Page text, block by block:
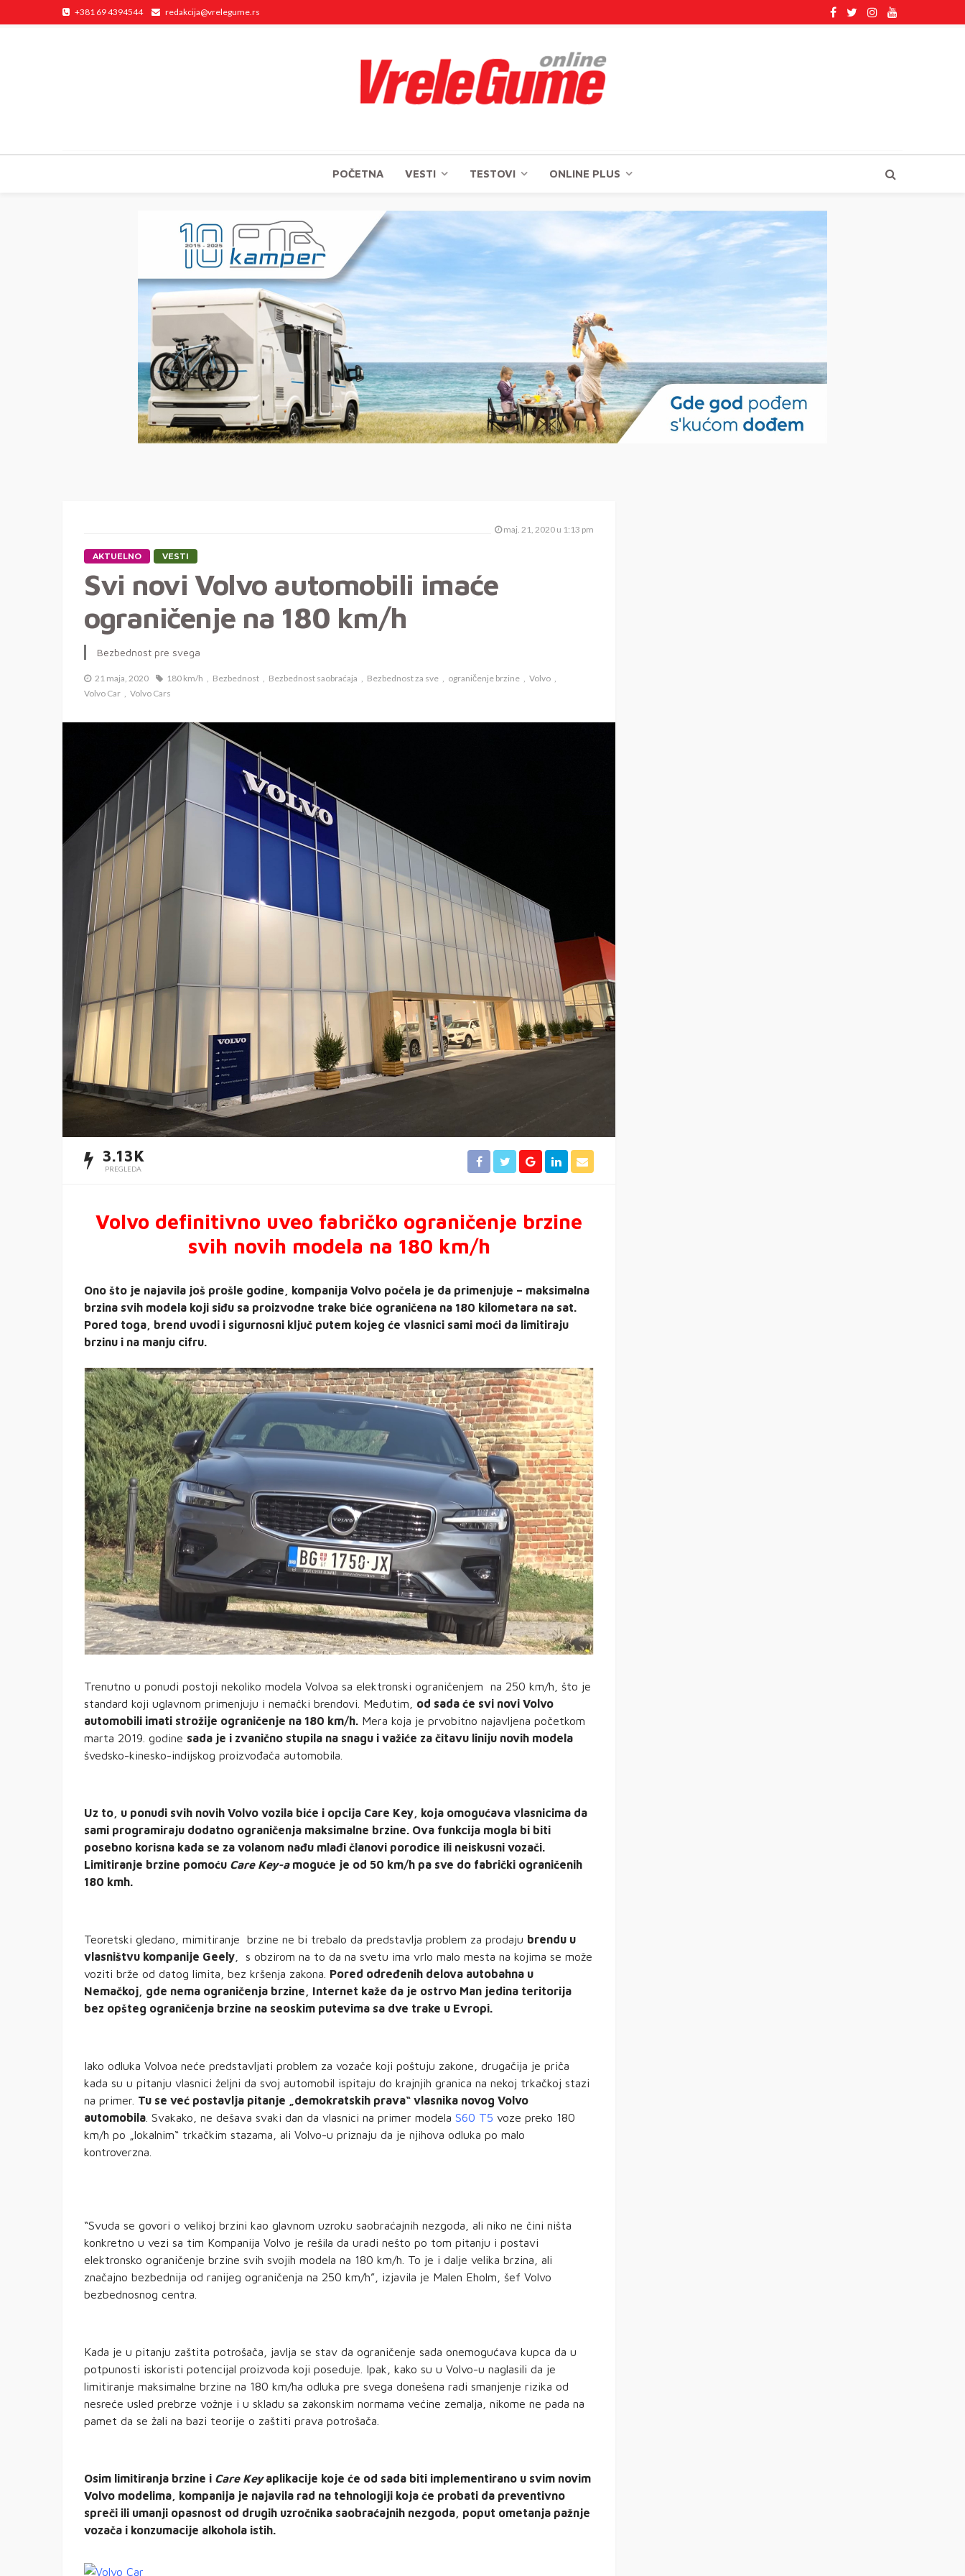
+381 69 4394544 redakcija@vrelegume.rs
POČETNA VESTI TESTOVI ONLINE PLUS
maj. 21, 2020 u 1:13 pm
AKTUELNO VESTI
Svi novi Volvo automobili imaće
ograničenje na 180 km/h
Bezbednost pre svega
21 maja, 2020 180 km/h Bezbednost Bezbednost saobraćaja Bezbednost za sve ograničenje brzine
Volvo
Volvo Car
Volvo Cars
3.13K
PREGLEDA
Volvo definitivno uveo fabričko ograničenje brzine
svih novih modela na 180 km/h
Ono što je najavila još prošle godine, kompanija Volvo počela je da primenjuje – maksimalna
brzina svih modela koji siđu sa proizvodne trake biće ograničena na 180 kilometara na sat.
Pored toga, brend uvodi i sigurnosni ključ putem kojeg će vlasnici sami moći da limitiraju
brzinu i na manju cifru.
Trenutno u ponudi postoji nekoliko modela Volvoa sa elektronski ograničenjem na 250 km/h, što je
standard koji uglavnom primenjuju i nemački brendovi. Međutim, od sada će svi novi Volvo
automobili imati strožije ograničenje na 180 km/h. Mera koja je prvobitno najavljena početkom
marta 2019. godine sada je i zvanično stupila na snagu i važiće za čitavu liniju novih modela
švedsko-kinesko-indijskog proizvođača automobila.
Uz to, u ponudi svih novih Volvo vozila biće i opcija Care Key, koja omogućava vlasnicima da
sami programiraju dodatno ograničenja maksimalne brzine. Ova funkcija mogla bi biti
posebno korisna kada se za volanom nađu mlađi članovi porodice ili neiskusni vozači.
Limitiranje brzine pomoću Care Key-a moguće je od 50 km/h pa sve do fabrički ograničenih
180 kmh.
Teoretski gledano, mimitiranje brzine ne bi trebalo da predstavlja problem za prodaju brendu u
vlasništvu kompanije Geely , s obzirom na to da na svetu ima vrlo malo mesta na kojima se može
voziti brže od datog limita, bez kršenja zakona. Pored određenih delova autobahna u
Nemačkoj, gde nema ograničenja brzine, Internet kaže da je ostrvo Man jedina teritorija
bez opšteg ograničenja brzine na seoskim putevima sa dve trake u Evropi.
Iako odluka Volvoa neće predstavljati problem za vozače koji poštuju zakone, drugačija je priča
kada su u pitanju vlasnici željni da svoj automobil ispitaju do krajnjih granica na nekoj trkačkoj stazi
na primer. Tu se već postavlja pitanje „demokratskih prava“ vlasnika novog Volvo
automobila . Svakako, ne dešava svaki dan da vlasnici na primer modela S60 T5 voze preko 180
km/h po „lokalnim“ trkačkim stazama, ali Volvo-u priznaju da je njihova odluka po malo
kontroverzna.
“Svuda se govori o velikoj brzini kao glavnom uzroku saobraćajnih nezgoda, ali niko ne čini ništa
konkretno u vezi sa tim Kompanija Volvo je rešila da uradi nešto po tom pitanju i postavi
elektronsko ograničenje brzine svih svojih modela na 180 km/h. To je i dalje velika brzina, ali
značajno bezbednija od ranijeg ograničenja na 250 km/h”, izjavila je Malen Eholm, šef Volvo
bezbednosnog centra.
Kada je u pitanju zaštita potrošača, javlja se stav da ograničenje sada onemogućava kupca da u
potpunosti iskoristi potencijal proizvoda koji poseduje. Ipak, kako su u Volvo-u naglasili da je
limitiranje maksimalne brzine na 180 km/ha odluka pre svega donešena radi smanjenje rizika od
nesreće usled prebrze vožnje i u skladu sa zakonskim normama većine zemalja, nikome ne pada na
pamet da se žali na bazi teorije o zaštiti prava potrošača.
Osim limitiranja brzine i Care Keyaplikacije koje će od sada biti implementirano u svim novim
Volvo modelima, kompanija je najavila rad na tehnologiji koja će probati da preventivno
spreči ili umanji opasnost od drugih uzročnika saobraćajnih nezgoda, poput ometanja pažnje
vozača i konzumacije alkohola istih.